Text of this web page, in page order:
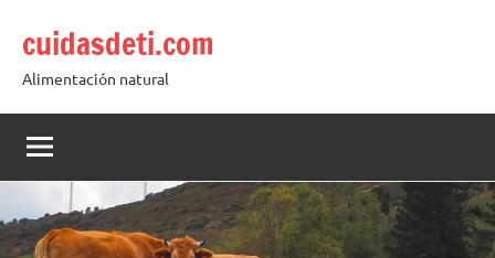
contenido
cuidasdeti.com
Alimentación natural